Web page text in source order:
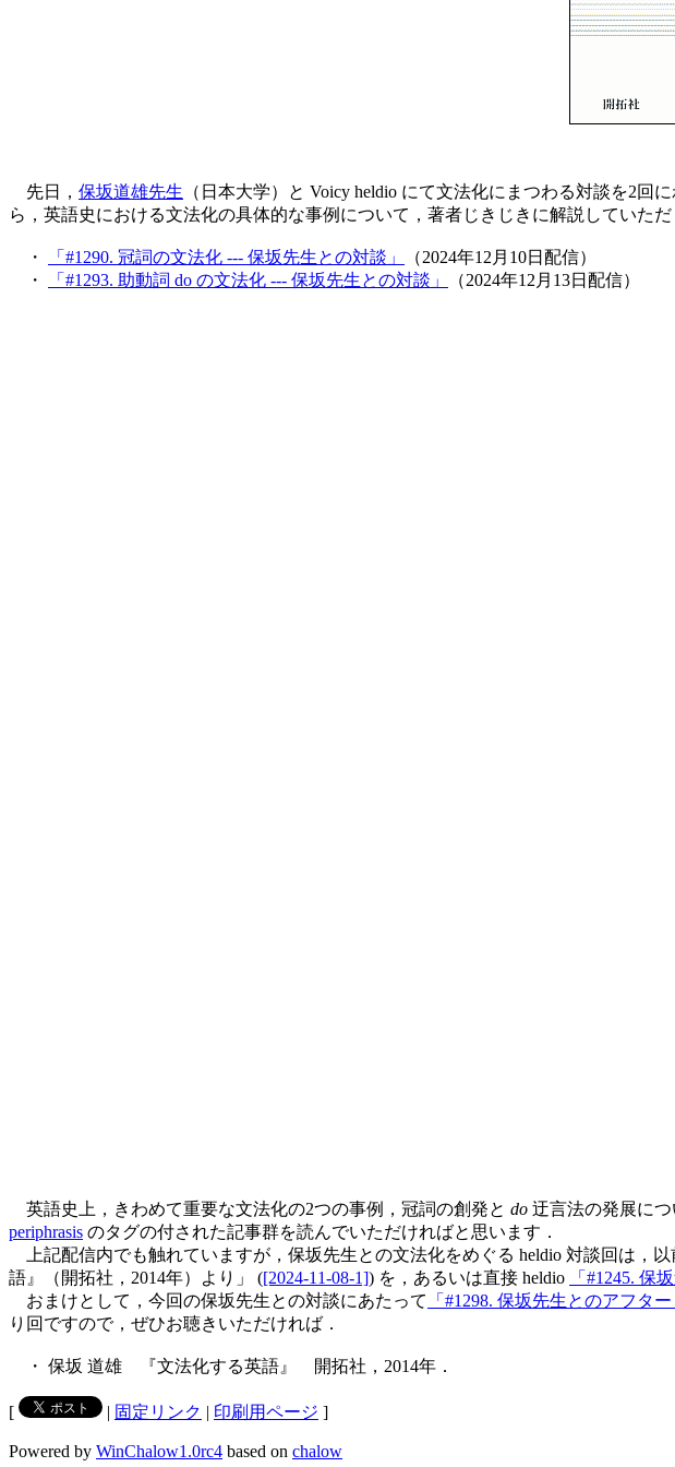
先日， 保坂道雄先生 （日本大学）と Voicy heldio にて文法化にまつわる対談を2
ら，英語史における文法化の具体的な事例について，著者じきじきに解説していた
・ 「#1290. 冠詞の文法化 --- 保坂先生との対談」
（2024年12月10日配信）
・
「#1293. 助動詞 do の文法化 --- 保坂先生との対談」 （2024年12月13日配信）
英語史上，きわめて重要な文法化の2つの事例，冠詞の創発と do 迂言法の発展に
periphrasis のタグの付された記事群を読んでいただければと思います．
上記配信内でも触れていますが，保坂先生との文法化をめぐる heldio 対談回は，
語』（開拓社，2014年）より」 ([2024-11-08-1]) を，あるいは直接 heldio 「#1245. 保
おまけとして，今回の保坂先生との対談にあたって
「#1298. 保坂先生とのアフタ
り回ですので，ぜひお聴きいただければ．
・ 保坂 道雄 『文法化する英語』 開拓社，2014年．
[ | 固定リンク | 印刷用ページ ]
Powered by WinChalow1.0rc4 based on chalow